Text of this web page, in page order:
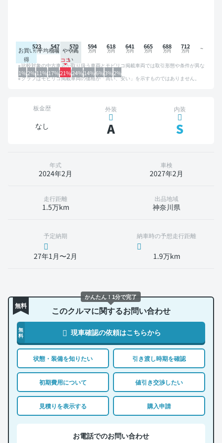
お買い
得
平均相場 やや高
い
1%2%11%17%21%24%14%6%3%2%
523 547 570 594 618 641 665 688 712
比較対象の中古車店が取り扱う車両とモビリコ掲載車両では取引形態や条件が異な
るため、グラフは参考情報です。
グラフはモビリコ掲載車両の価格が「高い、安い」を示すものではありません。
板金歴
なし
外装
A
内装
S
年式
2024年2月
車検
2027年2月
走行距離
1.5万km
出品地域
神奈川県
予定納期
27年1月〜2月
納車時の予想走行距離
1.9万km
無料 このクルマに関するお問い合わせ
無
料
現車確認の依頼はこちらから
状態・装備を知りたい 引き渡し時期を確認
初期費用について 値引き交渉したい
見積りを表示する 購入申請
お電話でのお問い合わせ
かんたん！1分で完了